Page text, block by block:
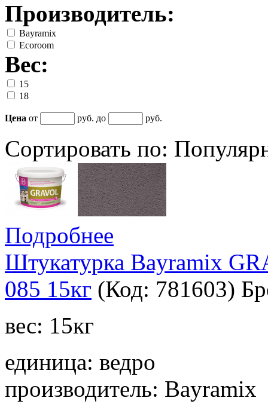
Производитель:
Bayramix
Ecoroom
Вес:
15
18
Цена от руб. до руб.
Сортировать по:
Подробнее
Штукатурка Bayramix
085 15кг (Код: 781603)
вес: 15кг
единица: ведро
производитель: Bayramix